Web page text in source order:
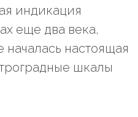
индикация
еще два века,
настоящая
шкалы